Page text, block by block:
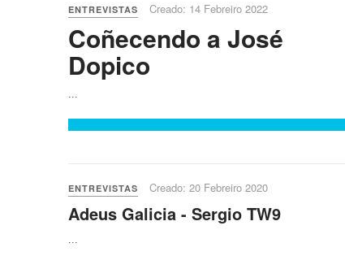
ENTREVISTAS Creado: 14 Febreiro 2022
Coñecendo a José
Dopico
...
ENTREVISTAS Creado: 20 Febreiro 2020
Adeus Galicia - Sergio TW9
...